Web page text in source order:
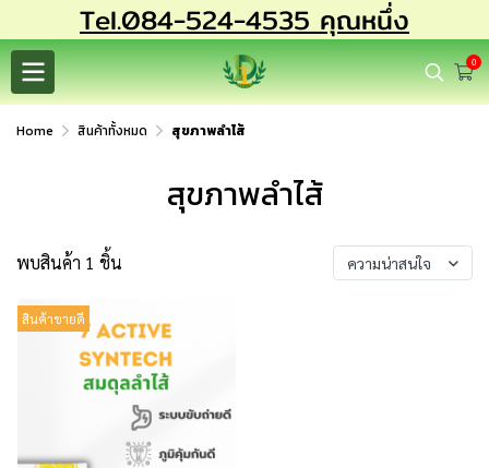
Tel.084-524-4535 คุณหนึ่ง
0
Home สินค้าทั้งหมด สุขภาพลำไส้
สุขภาพลำไส้
พบสินค้า 1 ชิ้น ความน่าสนใจ
สินค้าขายดี